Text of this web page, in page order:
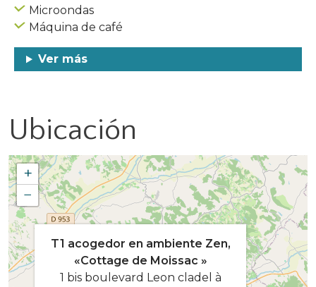
Microondas
Máquina de café
Ver más
Ubicación
+
−
T1 acogedor en ambiente Zen,
«Cottage de Moissac »
1 bis boulevard Leon cladel à